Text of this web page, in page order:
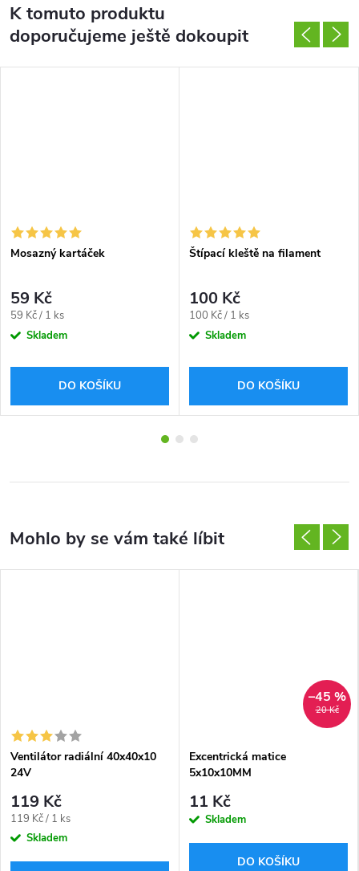
K tomuto produktu
doporučujeme ještě dokoupit
Mosazný kartáček
59 Kč
Měrná
cena:
59 Kč / 1 ks
Skladem
DO KOŠÍKU
Štípací kleště na filament
100 Kč
Měrná
cena:
100 Kč / 1 ks
Skladem
DO KOŠÍKU
Ventilátor radiální 40x40x10
24V
119 Kč
Měrná
cena:
119 Kč / 1 ks
Skladem
20 Kč
–45 %
Excentrická matice
5x10x10MM
11 Kč
Skladem
DO KOŠÍKU